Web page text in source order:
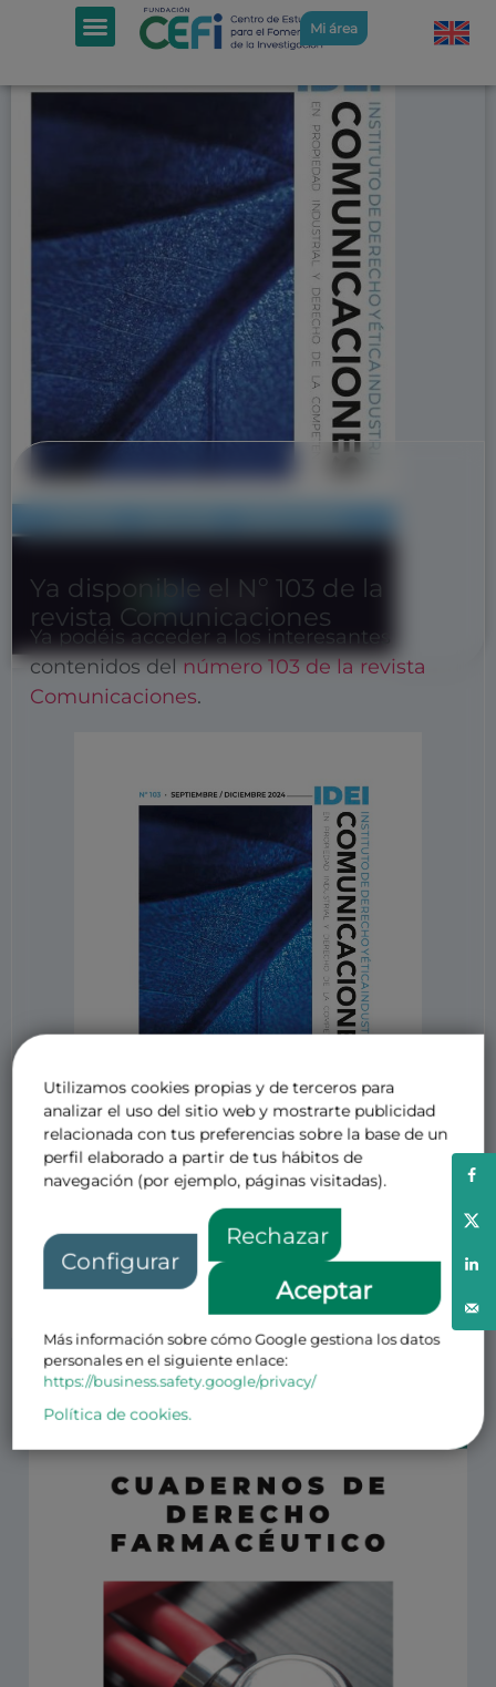
Mi área
Ya disponible el Nº 103 de la
revista Comunicaciones
Ya podéis acceder a los interesantes
contenidos delnúmero 103 de la revista
Comunicaciones.
Gracias a los colaboradores por sus
magníficas aportaciones.
Otras noticias de interés
Utilizamos cookies propias y de terceros para
analizar el uso del sitio web y mostrarte publicidad
relacionada con tus preferencias sobre la base de un
perfil elaborado a partir de tus hábitos de
navegación (por ejemplo, páginas visitadas).
Configurar
Rechazar
Aceptar
Más información sobre cómo Google gestiona los datos
personales en el siguiente enlace:
https://business.safety.google/privacy/
Política de cookies.